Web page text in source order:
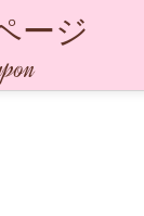
ージ